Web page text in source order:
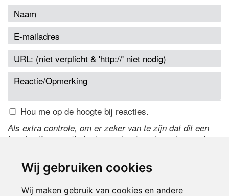
Wij gebruiken cookies
Wij maken gebruik van cookies en andere
Hou me op de hoogte bij reacties.
Als extra controle, om er zeker van te zijn dat dit een
handmatige reactie is, typ onderstaande code over in
de code te wijzigen.